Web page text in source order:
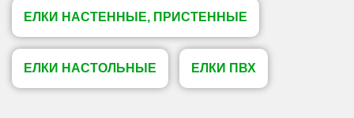
ЕЛКИ НАСТЕННЫЕ, ПРИСТЕННЫЕ
ЕЛКИ НАСТОЛЬНЫЕ ЕЛКИ ПВХ